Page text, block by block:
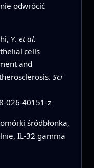
odwrócić
Y. et al.
cells
and
Sci
026-40151-z
śródbłonka,
IL-32 gamma